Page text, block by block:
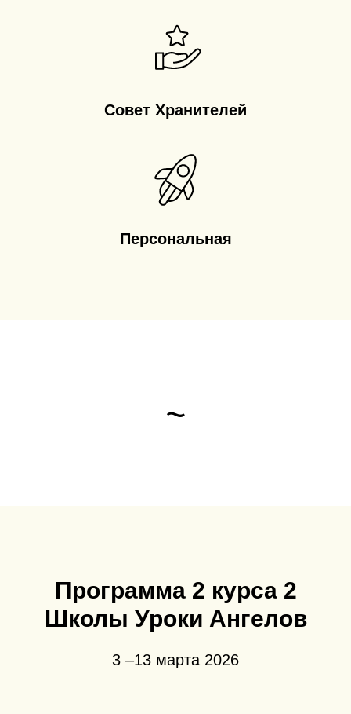
Совет Хранителей
Персональная
~
Программа 2 курса 2
Школы Уроки Ангелов
3 –13 марта 2026